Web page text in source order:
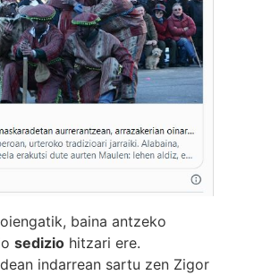
baina antzeko
sedizio hitzari ere.
indarrean sartu zen Zigor